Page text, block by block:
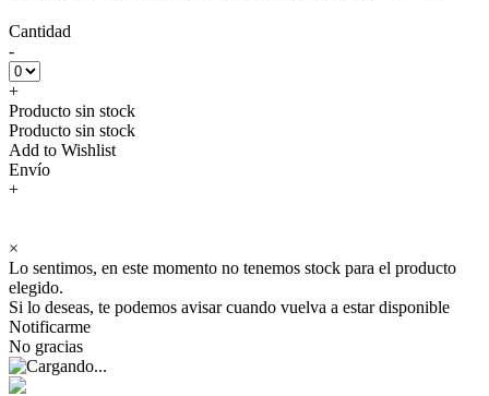
Cantidad
-
+
Producto sin stock
Producto sin stock
Add to Wishlist
Envío
+
×
Lo sentimos, en este momento no tenemos stock para el producto
elegido.
Si lo deseas, te podemos avisar cuando vuelva a estar disponible
Notificarme
No gracias